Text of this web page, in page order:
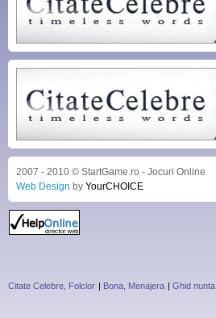
2007 - 2010 © StartGame.ro - Jocuri Online
Web Design by YourCHOICE
Citate Celebre, Folclor | Bona, Menajera | Ghid nunta